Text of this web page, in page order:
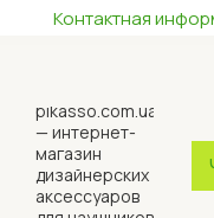
Перейти к основному
Контактная